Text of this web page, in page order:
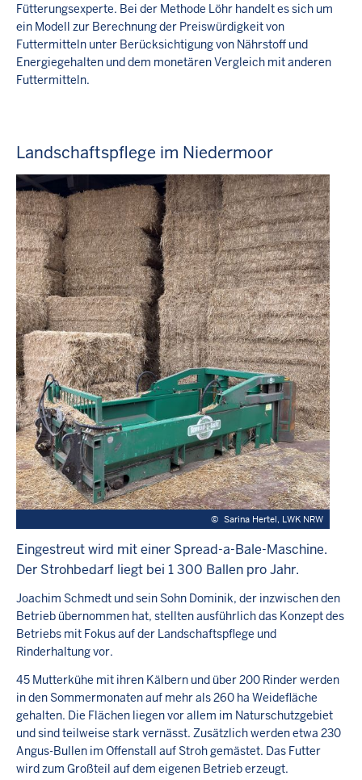
Fütterungsexperte. Bei der Methode Löhr handelt es sich um
ein Modell zur Berechnung der Preiswürdigkeit von
Futtermitteln unter Berücksichtigung von Nährstoff und
Energiegehalten und dem monetären Vergleich mit anderen
Futtermitteln.
Landschaftspflege im Niedermoor
© Sarina Hertel, LWK NRW
Eingestreut wird mit einer Spread-a-Bale-Maschine.
Der Strohbedarf liegt bei 1 300 Ballen pro Jahr.
Joachim Schmedt und sein Sohn Dominik, der inzwischen den
Betrieb übernommen hat, stellten ausführlich das Konzept des
Betriebs mit Fokus auf der Landschaftspflege und
Rinderhaltung vor.
45 Mutterkühe mit ihren Kälbern und über 200 Rinder werden
in den Sommermonaten auf mehr als 260 ha Weidefläche
gehalten. Die Flächen liegen vor allem im Naturschutzgebiet
und sind teilweise stark vernässt. Zusätzlich werden etwa 230
Angus-Bullen im Offenstall auf Stroh gemästet. Das Futter
wird zum Großteil auf dem eigenen Betrieb erzeugt.